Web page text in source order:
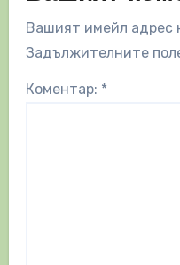
Вашият имейл адрес
Задължителните
Коментар: *